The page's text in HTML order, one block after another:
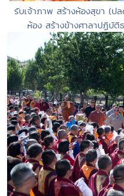
รับเจ้าภาพ สร้างห้องสุขา (
ห้อง สร้างข้างศาลาปฏิบัติ